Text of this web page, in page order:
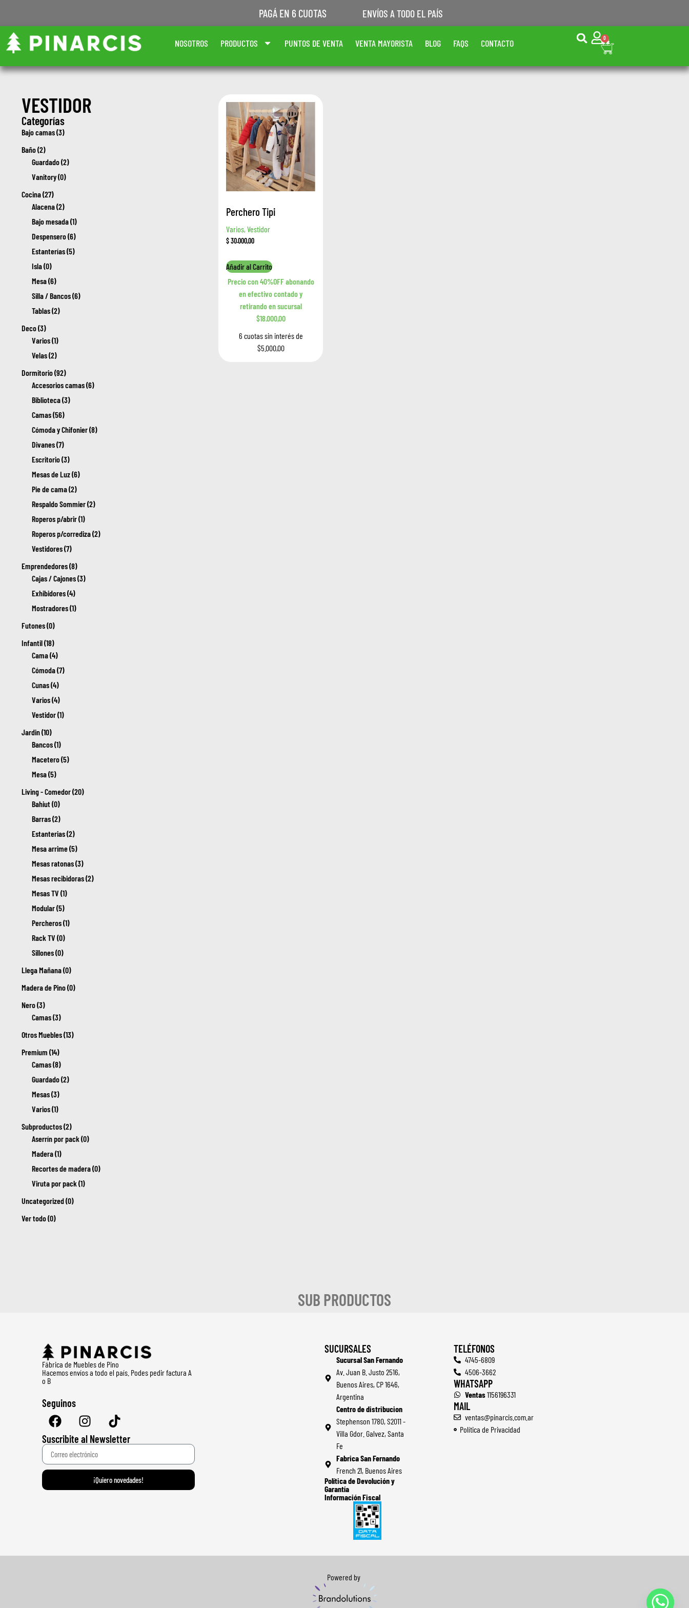
PAGÁ EN 6 CUOTAS ENVÍOS A TODO EL PAÍS
NOSOTROS PRODUCTOS PUNTOS DE VENTA VENTA MAYORISTA BLOG FAQS CONTACTO 0
VESTIDOR
Categorías
Bajo camas (3)
Baño (2)
Guardado (2)
Vanitory (0)
Cocina (27)
Alacena (2)
Bajo mesada (1)
Despensero (6)
Estanterías (5)
Isla (0)
Mesa (6)
Silla / Bancos (6)
Tablas (2)
Deco (3)
Varios (1)
Velas (2)
Dormitorio (92)
Accesorios camas (6)
Biblioteca (3)
Camas (56)
Cómoda y Chifonier (8)
Divanes (7)
Escritorio (3)
Mesas de Luz (6)
Pie de cama (2)
Respaldo Sommier (2)
Roperos p/abrir (1)
Roperos p/corrediza (2)
Vestidores (7)
Emprendedores (8)
Cajas / Cajones (3)
Exhibidores (4)
Mostradores (1)
Futones (0)
Infantil (18)
Cama (4)
Cómoda (7)
Cunas (4)
Varios (4)
Vestidor (1)
Jardin (10)
Bancos (1)
Macetero (5)
Mesa (5)
Living - Comedor (20)
Bahiut (0)
Barras (2)
Estanterias (2)
Mesa arrime (5)
Mesas ratonas (3)
Mesas recibidoras (2)
Mesas TV (1)
Modular (5)
Percheros (1)
Rack TV (0)
Sillones (0)
Llega Mañana (0)
Madera de Pino (0)
Nero (3)
Camas (3)
Otros Muebles (13)
Premium (14)
Camas (8)
Guardado (2)
Mesas (3)
Varios (1)
Subproductos (2)
Aserrín por pack (0)
Madera (1)
Recortes de madera (0)
Viruta por pack (1)
Uncategorized (0)
Ver todo (0)
Perchero Tipi
Varios, Vestidor
$30.000,00
Añadir al Carrito
Precio con 40%OFF abonando
en efectivo contado y
retirando en sucursal
$18.000,00
6 cuotas sin interés de
$5.000,00
SUB PRODUCTOS
Fábrica de Muebles de Pino
Hacemos envíos a todo el país. Podes pedir factura A
o B
Seguinos
Suscribite al Newsletter
¡Quiero novedades!
SUCURSALES
Sucursal San Fernando
Av. Juan B. Justo 2516,
Buenos Aires, CP 1646,
Argentina
Centro de distribucion
Stephenson 1780, S2011 -
Villa Gdor. Galvez, Santa
Fe
Fabrica San Fernando
French 21, Buenos Aires
Política de Devolución y
Garantía
Información Fiscal
TELÉFONOS
4745-6809
4506-3662
WHATSAPP
Ventas1156196331
MAIL
ventas@pinarcis.com.ar
Política de Privacidad
Powered by